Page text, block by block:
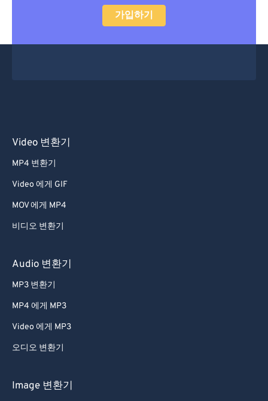
가입하기
Video 변환기
MP4 변환기
Video 에게 GIF
MOV 에게 MP4
비디오 변환기
Audio 변환기
MP3 변환기
MP4 에게 MP3
Video 에게 MP3
오디오 변환기
Image 변환기